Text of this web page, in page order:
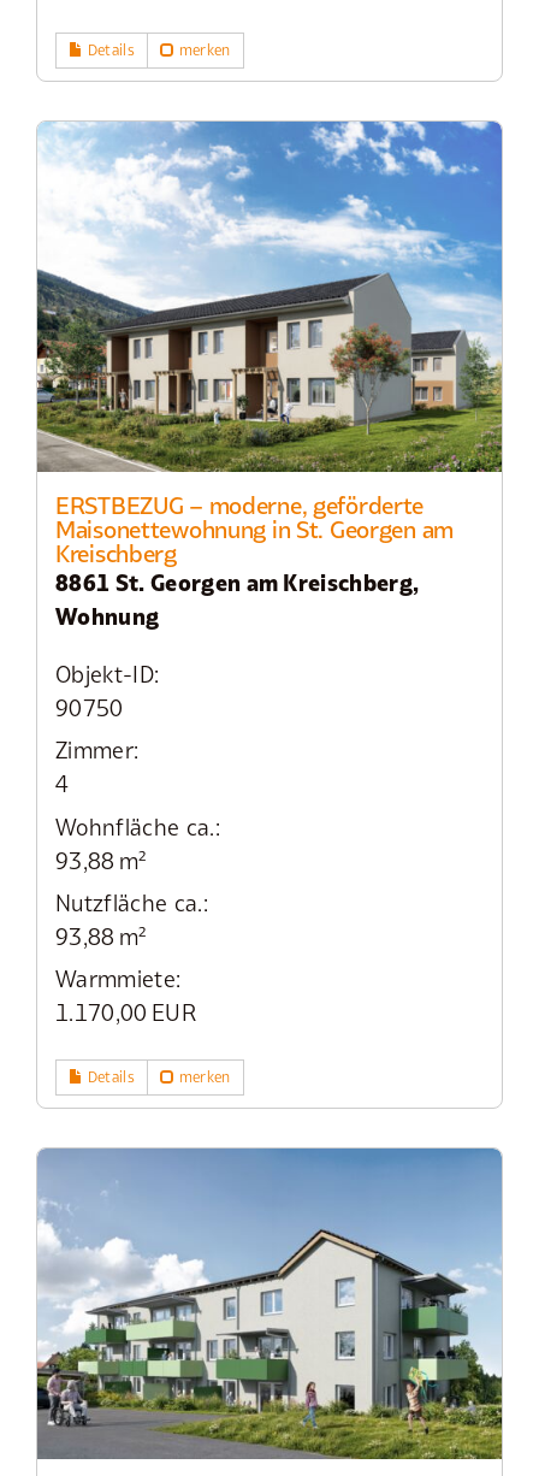
Details merken
ERSTBEZUG – moderne, geförderte
Maisonettewohnung in St. Georgen am
Kreischberg
8861 St. Georgen am Kreischberg,
Wohnung
Objekt-ID:
90750
Zimmer:
4
Wohnfläche ca.:
93,88 m²
Nutzfläche ca.:
93,88 m²
Warmmiete:
1.170,00 EUR
Details merken